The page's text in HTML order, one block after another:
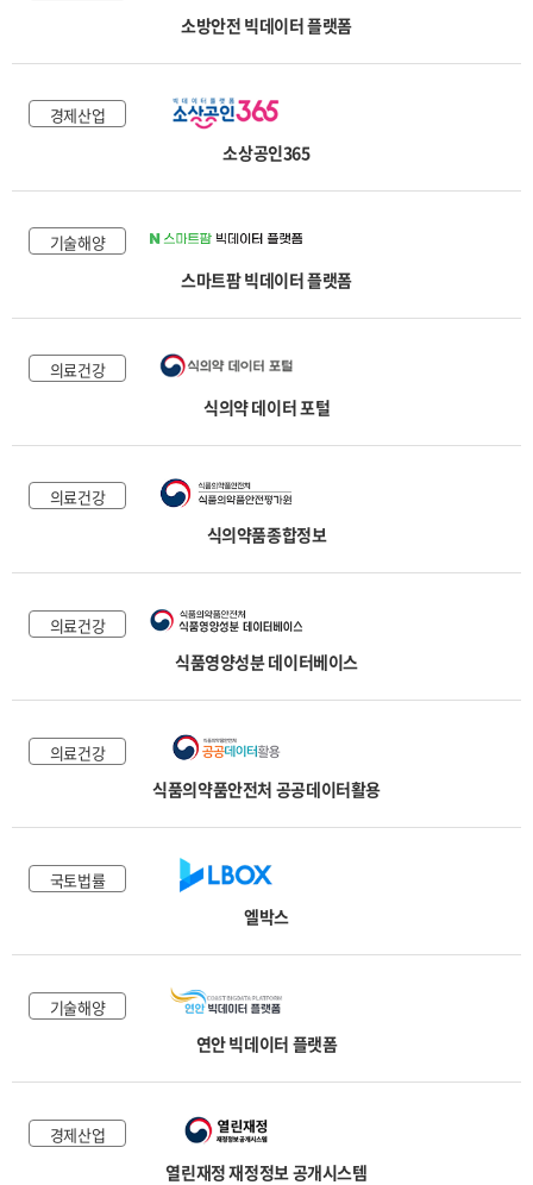
소방안전 빅데이터 플랫폼
경제산업
소상공인365
기술해양
스마트팜 빅데이터 플랫폼
의료건강
식의약 데이터 포털
의료건강
식의약품종합정보
의료건강
식품영양성분 데이터베이스
의료건강
식품의약품안전처 공공데이터활용
국토법률
엘박스
기술해양
연안 빅데이터 플랫폼
경제산업
열린재정 재정정보 공개시스템